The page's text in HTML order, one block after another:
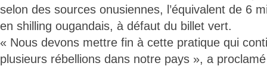
selon des sources onusiennes, l’équivalent de 6
en shilling ougandais, à défaut du billet vert.
« Nous devons mettre fin à cette pratique qui
plusieurs rébellions dans notre pays », a